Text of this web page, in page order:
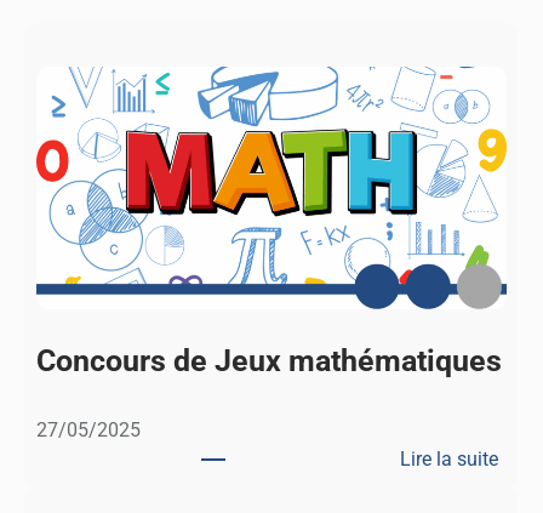
Concours de Jeux mathématiques
27/05/2025
Lire la suite